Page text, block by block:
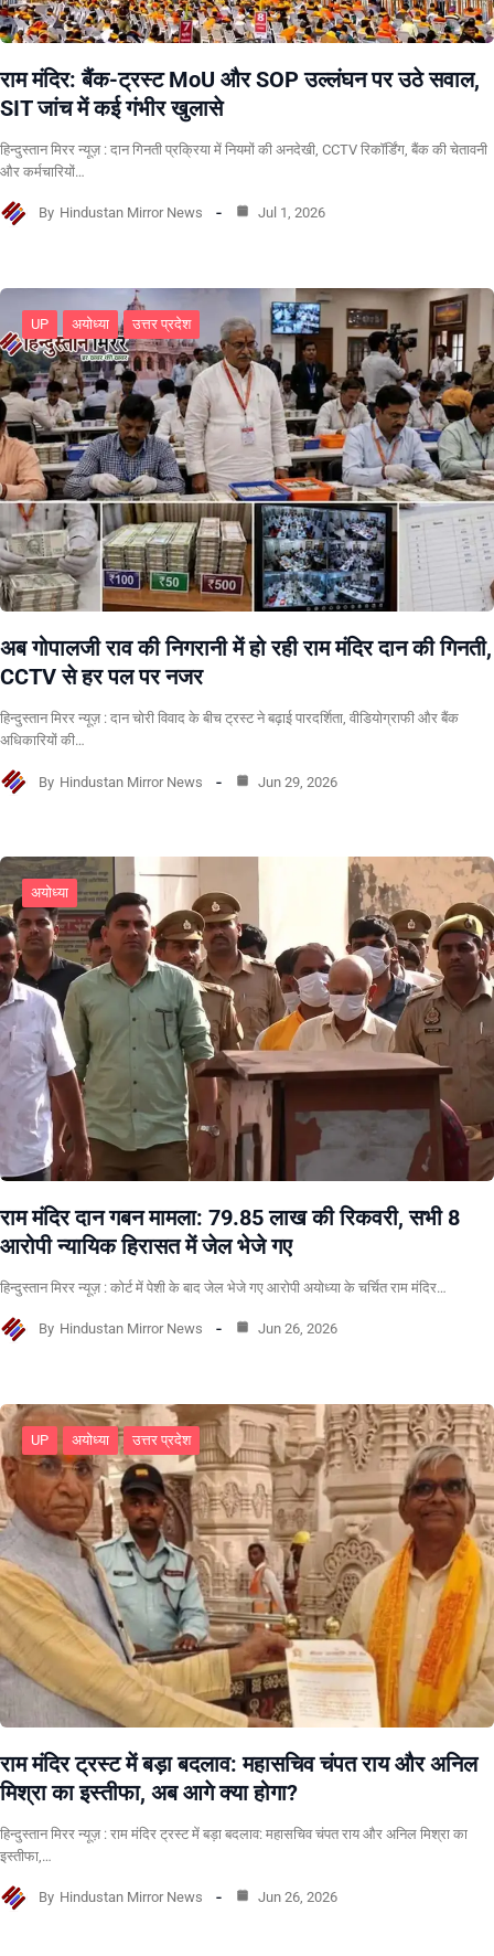
राम मंदिर: बैंक-ट्रस्ट MoU और SOP उल्लंघन पर उठे सवाल,
SIT जांच में कई गंभीर खुलासे
हिन्दुस्तान मिरर न्यूज़ : दान गिनती प्रक्रिया में नियमों की अनदेखी, CCTV रिकॉर्डिंग, बैंक की चेतावनी
और कर्मचारियों…
By Hindustan Mirror News Jul 1, 2026
UP अयोध्या उत्तर प्रदेश
अब गोपालजी राव की निगरानी में हो रही राम मंदिर दान की गिनती,
CCTV से हर पल पर नजर
हिन्दुस्तान मिरर न्यूज़ : दान चोरी विवाद के बीच ट्रस्ट ने बढ़ाई पारदर्शिता, वीडियोग्राफी और बैंक
अधिकारियों की…
By Hindustan Mirror News Jun 29, 2026
अयोध्या
राम मंदिर दान गबन मामला: 79.85 लाख की रिकवरी, सभी 8
आरोपी न्यायिक हिरासत में जेल भेजे गए
हिन्दुस्तान मिरर न्यूज़ : कोर्ट में पेशी के बाद जेल भेजे गए आरोपी अयोध्या के चर्चित राम मंदिर…
By Hindustan Mirror News Jun 26, 2026
UP अयोध्या उत्तर प्रदेश
राम मंदिर ट्रस्ट में बड़ा बदलाव: महासचिव चंपत राय और अनिल
मिश्रा का इस्तीफा, अब आगे क्या होगा?
हिन्दुस्तान मिरर न्यूज़ : राम मंदिर ट्रस्ट में बड़ा बदलाव: महासचिव चंपत राय और अनिल मिश्रा का
इस्तीफा,…
By Hindustan Mirror News Jun 26, 2026